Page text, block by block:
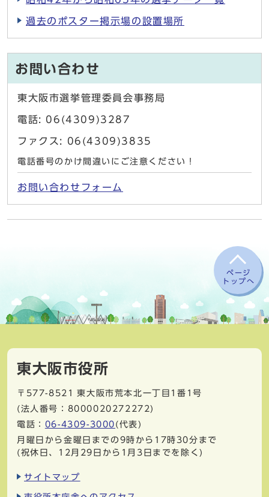
過去のポスター掲示場の設置場所
お問い合わせ
東大阪市選挙管理委員会事務局
電話: 06(4309)3287
ファクス: 06(4309)3835
電話番号のかけ間違いにご注意ください！
お問い合わせフォーム
ページ
トップへ
東大阪市役所
〒577-8521
東大阪市荒本北一丁目1番1号
(法人番号：8000020272272)
電話： 06-4309-3000 (代表)
月曜日から金曜日までの9時から17時30分まで
(祝休日、12月29日から1月3日までを除く)
サイトマップ